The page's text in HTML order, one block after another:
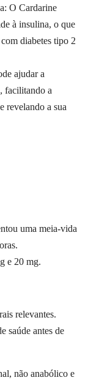
O Cardarine
à insulina, o que
diabetes tipo 2
ajudar a
facilitando a
revelando a sua
uma meia-vida
e 20 mg.
relevantes.
saúde antes de
não anabólico e